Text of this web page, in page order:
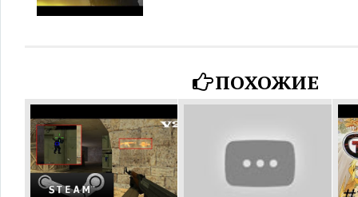
ПОХОЖИЕ